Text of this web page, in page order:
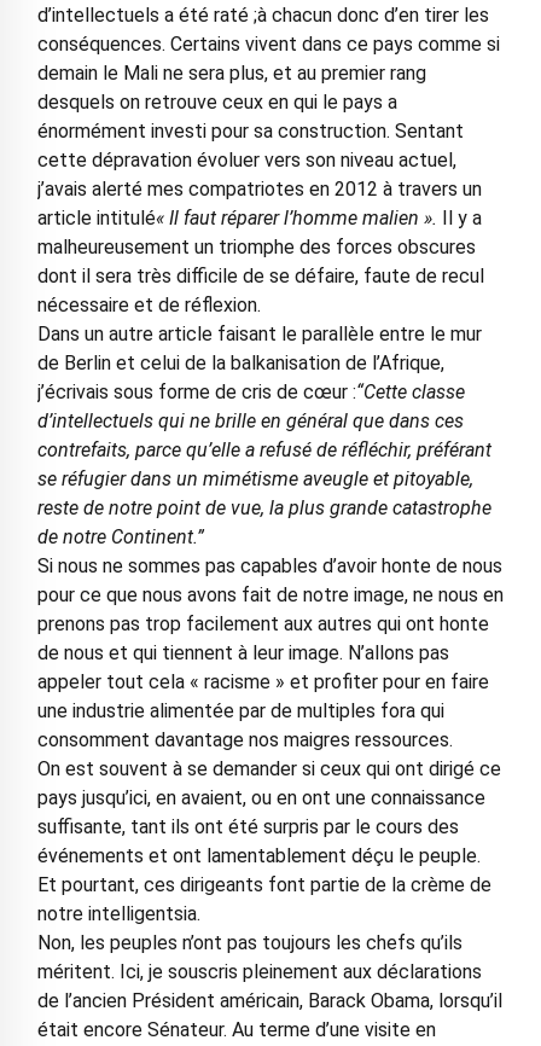
d’intellectuels a été raté ;à chacun donc d’en tirer les
conséquences. Certains vivent dans ce pays comme si
demain le Mali ne sera plus, et au premier rang
desquels on retrouve ceux en qui le pays a
énormément investi pour sa construction. Sentant
cette dépravation évoluer vers son niveau actuel,
j’avais alerté mes compatriotes en 2012 à travers un
article intitulé« Il faut réparer l’homme malien ». Il y a
malheureusement un triomphe des forces obscures
dont il sera très difficile de se défaire, faute de recul
nécessaire et de réflexion.
Dans un autre article faisant le parallèle entre le mur
de Berlin et celui de la balkanisation de l’Afrique,
j’écrivais sous forme de cris de cœur :“Cette classe
d’intellectuels qui ne brille en général que dans ces
contrefaits, parce qu’elle a refusé de réfléchir, préférant
se réfugier dans un mimétisme aveugle et pitoyable,
reste de notre point de vue, la plus grande catastrophe
de notre Continent.”
Si nous ne sommes pas capables d’avoir honte de nous
pour ce que nous avons fait de notre image, ne nous en
prenons pas trop facilement aux autres qui ont honte
de nous et qui tiennent à leur image. N’allons pas
appeler tout cela « racisme » et profiter pour en faire
une industrie alimentée par de multiples fora qui
consomment davantage nos maigres ressources.
On est souvent à se demander si ceux qui ont dirigé ce
pays jusqu’ici, en avaient, ou en ont une connaissance
suffisante, tant ils ont été surpris par le cours des
événements et ont lamentablement déçu le peuple.
Et pourtant, ces dirigeants font partie de la crème de
notre intelligentsia.
Non, les peuples n’ont pas toujours les chefs qu’ils
méritent. Ici, je souscris pleinement aux déclarations
de l’ancien Président américain, Barack Obama, lorsqu’il
était encore Sénateur. Au terme d’une visite en